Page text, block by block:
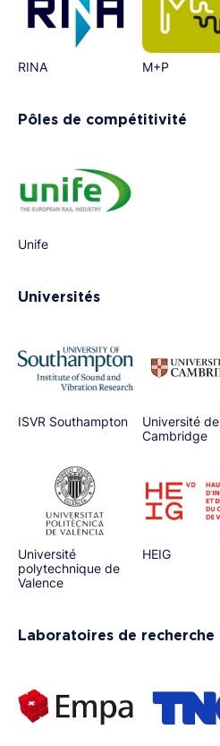
RINA M+P
Pôles de compétitivité
Unife
Universités
ISVR Southampton
Université de
Cambridge
Université
polytechnique de
Valence
HEIG
Laboratoires de recherche